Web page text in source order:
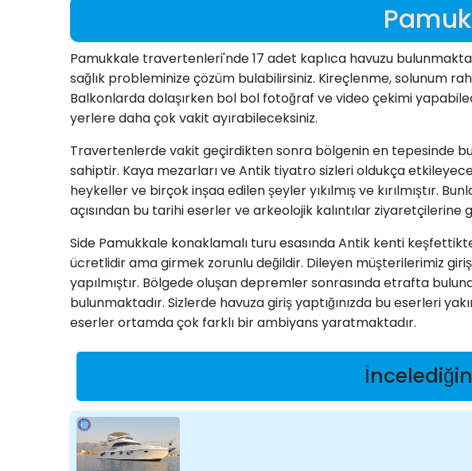
Pamukkale travertenleri'nde 17 adet kaplıca havuzu
sağlık probleminize çözüm bulabilirsiniz. Kireçlenme, solunum
Balkonlarda dolaşırken bol bol fotoğraf ve video çekimi
yerlere daha çok vakit ayırabileceksiniz.
Travertenlerde vakit geçirdikten sonra bölgenin en tepesinde
sahiptir. Kaya mezarları ve Antik tiyatro sizleri oldukça
heykeller ve birçok inşaa edilen şeyler yıkılmış ve kırılmıştır.
açısından bu tarihi eserler ve arkeolojik kalıntılar ziyaretçilerine
Side Pamukkale konaklamalı turu esasında Antik kenti
ücretlidir ama girmek zorunlu değildir. Dileyen müşterilerimiz
yapılmıştır. Bölgede oluşan depremler sonrasında etrafta
bulunmaktadır. Sizlerde havuza giriş yaptığınızda bu eserleri
eserler ortamda çok farklı bir ambiyans yaratmaktadır.